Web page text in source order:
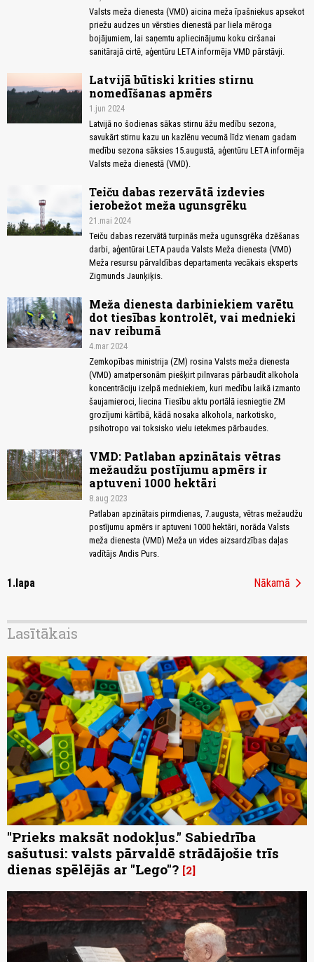
Valsts meža dienesta (VMD) aicina meža īpašniekus apsekot
priežu audzes un vērsties dienestā par liela mēroga
bojājumiem, lai saņemtu apliecinājumu koku ciršanai
sanitārajā cirtē, aģentūru LETA informēja VMD pārstāvji.
Latvijā būtiski krities stirnu
nomedīšanas apmērs
1.jun 2024
Latvijā no šodienas sākas stirnu āžu medību sezona,
savukārt stirnu kazu un kazlēnu vecumā līdz vienam gadam
medību sezona sāksies 15.augustā, aģentūru LETA informēja
Valsts meža dienestā (VMD).
Teiču dabas rezervātā izdevies
ierobežot meža ugunsgrēku
21.mai 2024
Teiču dabas rezervātā turpinās meža ugunsgrēka dzēšanas
darbi, aģentūrai LETA pauda Valsts Meža dienesta (VMD)
Meža resursu pārvaldības departamenta vecākais eksperts
Zigmunds Jaunķiķis.
Meža dienesta darbiniekiem varētu
dot tiesības kontrolēt, vai mednieki
nav reibumā
4.mar 2024
Zemkopības ministrija (ZM) rosina Valsts meža dienesta
(VMD) amatpersonām piešķirt pilnvaras pārbaudīt alkohola
koncentrāciju izelpā medniekiem, kuri medību laikā izmanto
šaujamieroci, liecina Tiesību aktu portālā iesniegtie ZM
grozījumi kārtībā, kādā nosaka alkohola, narkotisko,
psihotropo vai toksisko vielu ietekmes pārbaudes.
VMD: Patlaban apzinātais vētras
mežaudžu postījumu apmērs ir
aptuveni 1000 hektāri
8.aug 2023
Patlaban apzinātais pirmdienas, 7.augusta, vētras mežaudžu
postījumu apmērs ir aptuveni 1000 hektāri, norāda Valsts
meža dienesta (VMD) Meža un vides aizsardzības daļas
vadītājs Andis Purs.
1.lapa Nākamā chevron_right
Lasītākais
"Prieks maksāt nodokļus." Sabiedrība
sašutusi: valsts pārvaldē strādājošie trīs
dienas spēlējās ar "Lego"? 2